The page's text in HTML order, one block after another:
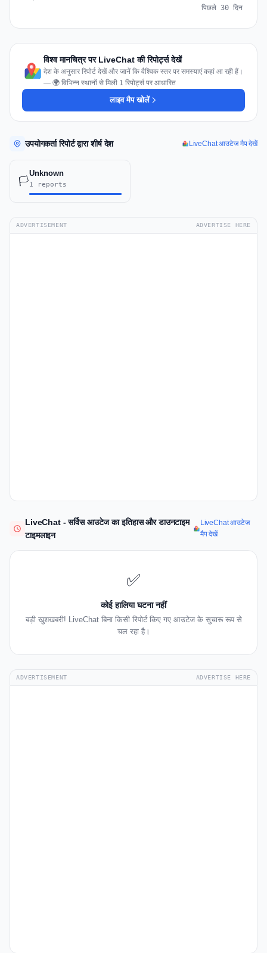
पिछले 30 दिन
विश्व मानचित्र पर LiveChat की रिपोर्ट्स देखें
देश के अनुसार रिपोर्ट देखें और जानें कि वैश्विक स्तर पर समस्याएं कहां आ रही हैं।
— 🌍 विभिन्न स्थानों से मिली 1 रिपोर्ट्स पर आधारित
लाइव मैप खोलें
उपयोगकर्ता रिपोर्ट द्वारा शीर्ष देश LiveChat आउटेज मैप देखें
🏳️
Unknown
1 reports
ADVERTISEMENT ADVERTISE HERE
LiveChat - सर्विस आउटेज का इतिहास और डाउनटाइम
टाइमलाइन
LiveChat आउटेज
मैप देखें
✅
कोई हालिया घटना नहीं
बड़ी खुशखबरी! LiveChat बिना किसी रिपोर्ट किए गए आउटेज के सुचारू रूप से
चल रहा है।
ADVERTISEMENT ADVERTISE HERE